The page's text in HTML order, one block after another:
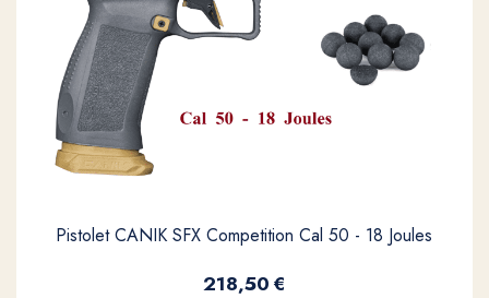
Pistolet CANIK SFX Competition Cal 50 - 18 Joules
218,50€